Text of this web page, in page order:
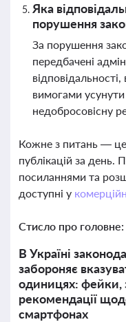
Яка
порушення
За порушення
передбачені
вимогами
недобросовісну
Кожне з питань — це
публікацій за
посиланнями та
доступні у
Стисло про головне:
В Україні
забороняє
одиницях: фейки,
рекомендації
смартфонах